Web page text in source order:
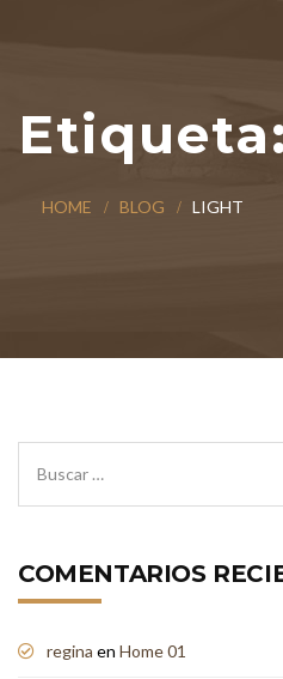
Etiqueta:
HOME BLOG LIGHT
COMENTARIOS
regina en Home 01